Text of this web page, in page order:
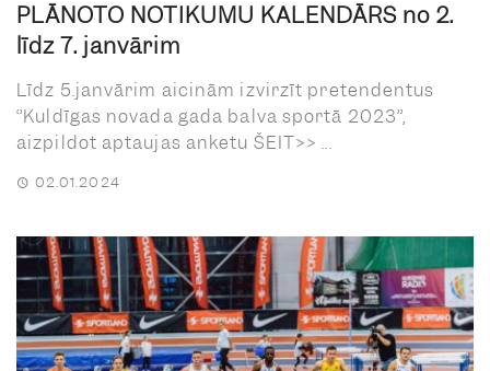
PLĀNOTO NOTIKUMU KALENDĀRS no 2.
līdz 7. janvārim
Līdz 5.janvārim aicinām izvirzīt pretendentus
‘’Kuldīgas novada gada balva sportā 2023’’,
aizpildot aptaujas anketu ŠEIT>> ...
02.01.2024